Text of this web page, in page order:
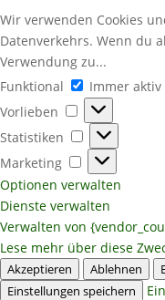
Wir verwenden Cookies
Datenverkehrs. Wenn du
Verwendung zu...
Funktional
Funktional
Immer aktiv
Vorlieben
Vorlieben
Statistiken
Statistiken
Marketing
Marketing
Optionen verwalten
Dienste verwalten
Verwalten von
Lese mehr über diese
Akzeptieren Ablehnen
Einstellungen speichern